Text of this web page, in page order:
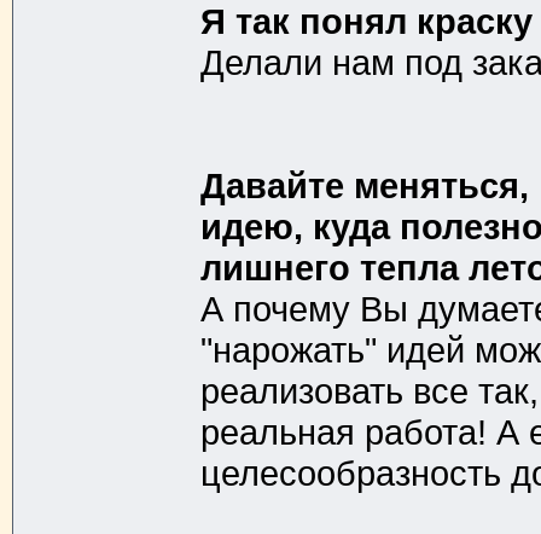
Я так понял
Делали нам под
Давайте
идею, куда
лишнего тепла
А почему Вы
"нарожать" идей
реализовать все
реальная работа! А
целесообразность